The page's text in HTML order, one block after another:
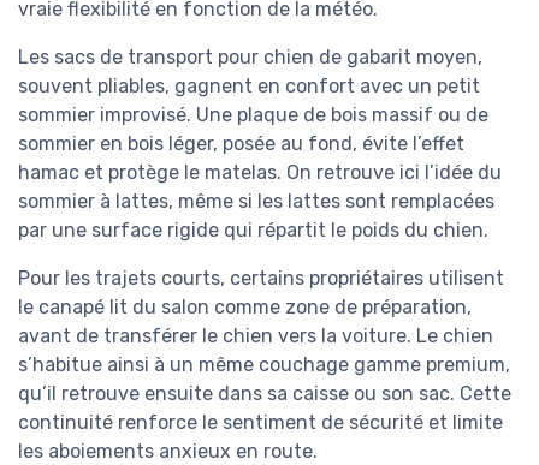
vraie flexibilité en fonction de la météo.
Les sacs de transport pour chien de gabarit moyen,
souvent pliables, gagnent en confort avec un petit
sommier improvisé. Une plaque de bois massif ou de
sommier en bois léger, posée au fond, évite l’effet
hamac et protège le matelas. On retrouve ici l’idée du
sommier à lattes, même si les lattes sont remplacées
par une surface rigide qui répartit le poids du chien.
Pour les trajets courts, certains propriétaires utilisent
le canapé lit du salon comme zone de préparation,
avant de transférer le chien vers la voiture. Le chien
s’habitue ainsi à un même couchage gamme premium,
qu’il retrouve ensuite dans sa caisse ou son sac. Cette
continuité renforce le sentiment de sécurité et limite
les aboiements anxieux en route.